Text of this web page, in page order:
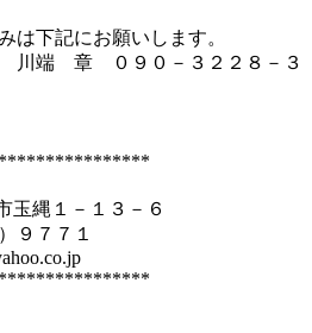
は下記にお願いします。
川端 章 ０９０－３２２８－３
玉縄１－１３－６
９７７１